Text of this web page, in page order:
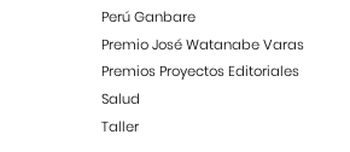
Perú Ganbare
Premio José Watanabe Varas
Premios Proyectos Editoriales
Salud
Taller